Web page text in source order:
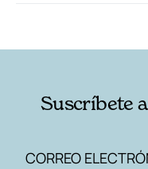
Suscríbete